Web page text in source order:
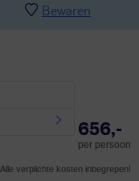
Bewaren
656,-
per persoon
Alle verplichte kosten inbegrepen!